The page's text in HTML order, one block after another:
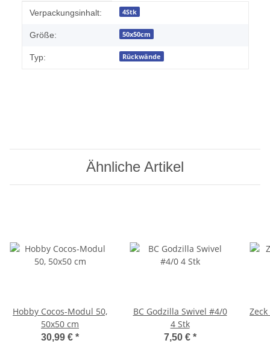
Produkteigenschaft
Wert
Verpackungsinhalt: 4Stk
Größe: 50x50cm
Typ: Rückwände
Ähnliche Artikel
Hobby Cocos-Modul 50,
50x50 cm
30,99 € *
BC Godzilla Swivel #4/0
4 Stk
7,50 € *